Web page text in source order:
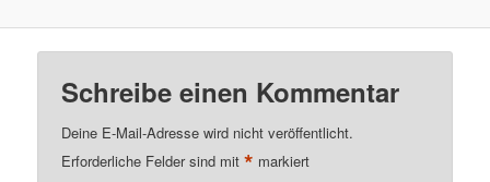
Schreibe einen Kommentar
Deine E-Mail-Adresse wird nicht veröffentlicht.
Erforderliche Felder sind mit* markiert